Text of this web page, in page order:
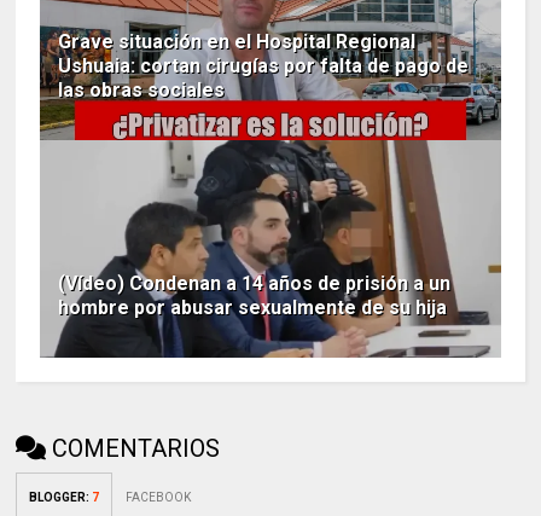
Grave situación en el Hospital Regional
Ushuaia: cortan cirugías por falta de pago de
las obras sociales
(Vídeo) Condenan a 14 años de prisión a un
hombre por abusar sexualmente de su hija
COMENTARIOS
BLOGGER: 7 FACEBOOK